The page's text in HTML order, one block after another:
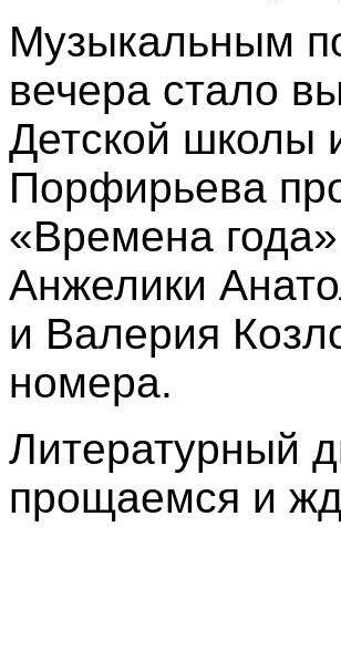
Музыкальным
вечера стало
Детской школы
Порфирьева
«Времена
Анжелики
и Валерия
номера.
Литературный
прощаемся и